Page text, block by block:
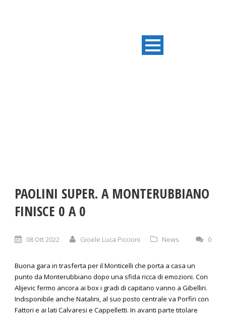
PAOLINI SUPER. A MONTERUBBIANO
FINISCE 0 A 0
08 Ott 2022 Gioele Luca Piccioni News 0
Buona gara in trasferta per il Monticelli che porta a casa un
punto da Monterubbiano dopo una sfida ricca di emozioni. Con
Alijevic fermo ancora ai box i gradi di capitano vanno a Gibelliri.
Indisponibile anche Natalini, al suo posto centrale va Porfiri con
Fattori e ai lati Calvaresi e Cappelletti. In avanti parte titolare